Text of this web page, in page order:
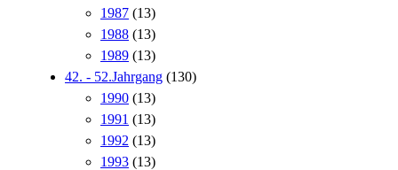
1987 (13)
1988 (13)
1989 (13)
42. - 52.Jahrgang (130)
1990 (13)
1991 (13)
1992 (13)
1993 (13)